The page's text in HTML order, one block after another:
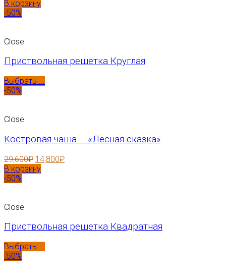
В корзину
-50%
Close
Приствольная решетка Круглая
Выбрать ...
-50%
Close
Костровая чаша – «Лесная сказка»
29,600₽ 14,800₽
В корзину
-50%
Close
Приствольная решетка Квадратная
Выбрать ...
-50%